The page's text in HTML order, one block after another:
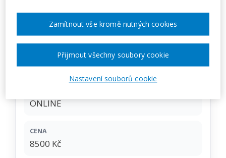
PořádáZřetel, s.r.o.
30. 11. 2026 - 19. 02. 2027
ONLINE
CENA
8500 Kč
Nastavení souborů cookie
Zamítnout vše kromě nutných cookies
Přijmout všechny soubory cookie